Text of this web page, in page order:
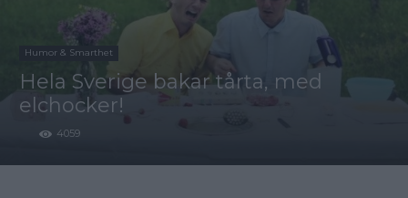
Humor & Smarthet
Hela Sverige bakar tårta, med
elchocker!
4059